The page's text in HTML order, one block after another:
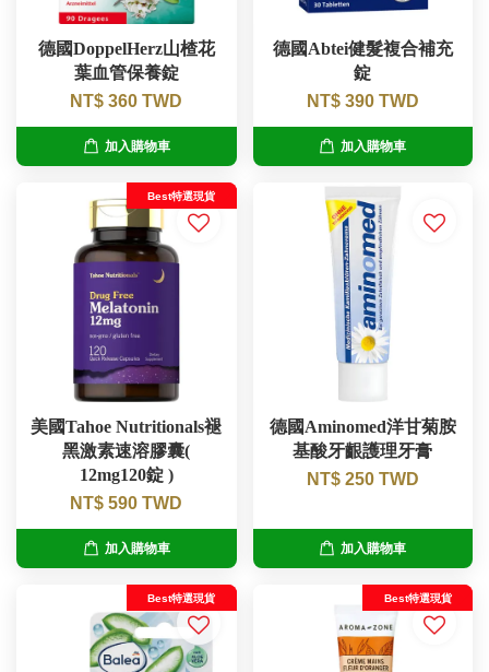
德國DoppelHerz山楂花
葉血管保養錠
NT$ 360 TWD
加入購物車
德國Abtei健髮複合補充
錠
NT$ 390 TWD
加入購物車
Best特選現貨
美國Tahoe Nutritionals褪
黑激素速溶膠囊(
12mg120錠 )
NT$ 590 TWD
加入購物車
德國Aminomed洋甘菊胺
基酸牙齦護理牙膏
NT$ 250 TWD
加入購物車
Best特選現貨 Best特選現貨